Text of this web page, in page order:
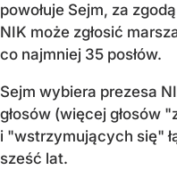
powołuje Sejm, za
NIK może zgłosić
co najmniej 35 posłów.
Sejm wybiera prezesa
głosów (więcej głosów
i "wstrzymujących się"
sześć lat.